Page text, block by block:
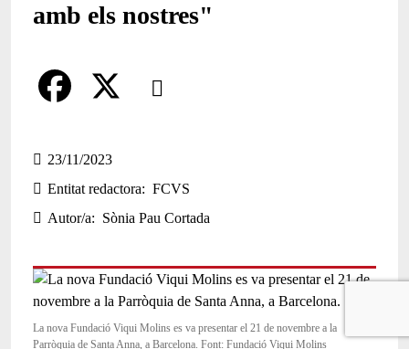
amb els nostres"
Comparteix
a
c
e
o
o
23/11/2023
Entitat redactora
FCVS
Autor/a
Sònia Pau Cortada
La nova Fundació Viqui Molins es va presentar el 21 de novembre a la
Parròquia de Santa Anna, a Barcelona. Font: Fundació Viqui Molins